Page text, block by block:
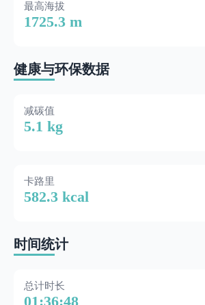
最高海拔
1725.3 m
健康与环保数据
减碳值
5.1 kg
卡路里
582.3 kcal
时间统计
总计时长
01:36:48